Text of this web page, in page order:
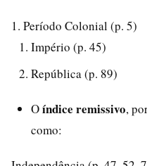
1. Período Colonial (p. 5)
Império (p. 45)
República (p. 89)
Oíndice remissivo,
como: